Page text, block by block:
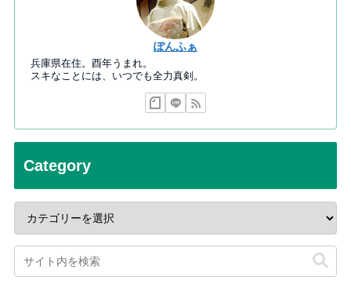
ぽんふぁ
兵庫県在住。酉年うまれ。
スキなことには、いつでも全力真剣。
Category